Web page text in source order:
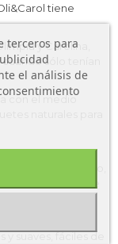
tiene
y Carolina,
sólo tenían
con el medio
naturales para
hechos con
el crecimiento,
Hevea. ¡Di no a
suaves, fáciles de
terceros para
el análisis de